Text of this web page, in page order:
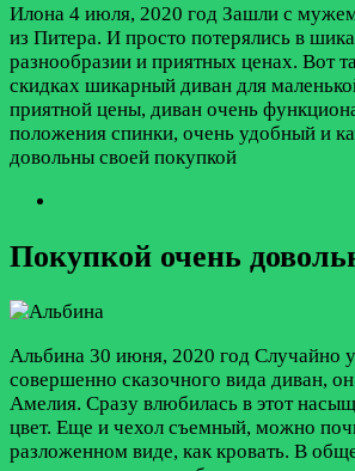
Илона 4 июля, 2020 год Зашли с
из Питера. И просто потерялись в
разнообразии и приятных ценах. Вот
скидках шикарный диван для
приятной цены, диван очень
положения спинки, очень удобный и
довольны своей покупкой
Покупкой очень
Альбина 30 июня, 2020 год Случайно
совершенно сказочного вида диван,
Амелия. Сразу влюбилась в этот
цвет. Еще и чехол съемный, можно
разложенном виде, как кровать. В